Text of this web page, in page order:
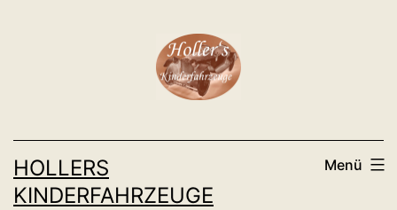
HOLLERS
KINDERFAHRZEUGE
Menü